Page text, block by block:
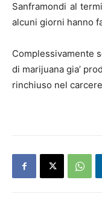
Sanframondi al
alcuni giorni hanno
Complessivamente
di marijuana gia’
rinchiuso nel